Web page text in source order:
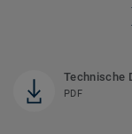
Technische
PDF